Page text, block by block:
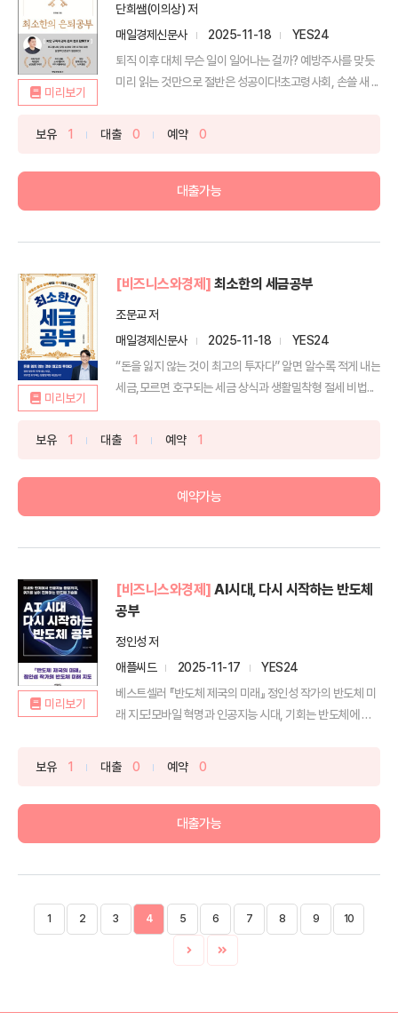
미리보기
단희쌤(이의상) 저
매일경제신문사
2025-11-18
YES24
퇴직 이후 대체 무슨 일이 일어나는 걸까? 예방주사를 맞듯
미리 읽는 것만으로 절반은 성공이다!초고령사회, 손쓸 새 ...
보유 1 대출 0 예약 0
대출가능
미리보기
[비즈니스와경제] 최소한의 세금공부
조문교 저
매일경제신문사
2025-11-18
YES24
“돈을 잃지 않는 것이 최고의 투자다” 알면 알수록 적게 내는
세금,모르면 호구되는 세금 상식과 생활밀착형 절세 비법...
보유 1 대출 1 예약 1
예약가능
미리보기
[비즈니스와경제] AI시대, 다시 시작하는 반도체
공부
정인성 저
애플씨드
2025-11-17
YES24
베스트셀러 『반도체 제국의 미래』 정인성 작가의 반도체 미
래 지도!모바일 혁명과 인공지능 시대, 기회는 반도체에 있
보유 1 대출 0 예약 0
대출가능
1 2 3 4 5 6 7 8 9 10